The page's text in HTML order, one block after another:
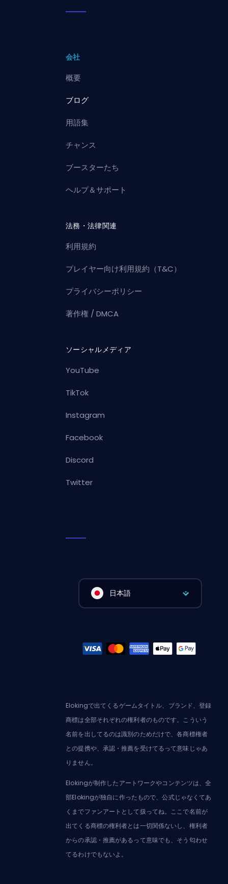
会社
概要
ブログ
用語集
チャンス
ブースターたち
ヘルプ＆サポート
法務・法律関連
利用規約
プレイヤー向け利用規約（T&C）
プライバシーポリシー
著作権 / DMCA
ソーシャルメディア
YouTube
TikTok
Instagram
Facebook
Discord
Twitter
日本語
Elokingで出てくるゲームタイトル、ブランド、登録
商標は全部それぞれの権利者のものです。こういう
名前を出してるのは識別のためだけで、各商標権者
との提携や、承認・推薦を受けてるって意味じゃあ
りません。
Elokingが制作したアートワークやコンテンツは、全
部Elokingが独自に作ったもので、公式じゃなくてあ
くまでファンアートとして扱ってね。ここで名前が
出てくる商標の権利者とは一切関係ないし、権利者
からの承認・推薦があるって意味でも、そう匂わせ
てるわけでもないよ。